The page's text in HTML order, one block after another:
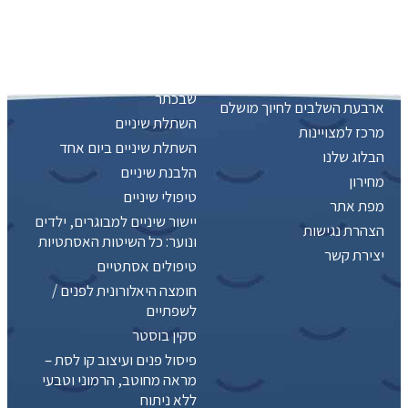
ארבעת השלבים לחיוך מושלם
מרכז למצויינות
הבלוג שלנו
מחירון
מפת אתר
הצהרת נגישות
יצירת קשר
שבכתר
השתלת שיניים
השתלת שיניים ביום אחד
הלבנת שיניים
טיפולי שיניים
יישור שיניים למבוגרים, ילדים
ונוער: כל השיטות האסתטיות
טיפולים אסתטיים
חומצה היאלורונית לפנים /
לשפתיים
סקין בוסטר
פיסול פנים ועיצוב קו לסת –
מראה מחוטב, הרמוני וטבעי
ללא ניתוח